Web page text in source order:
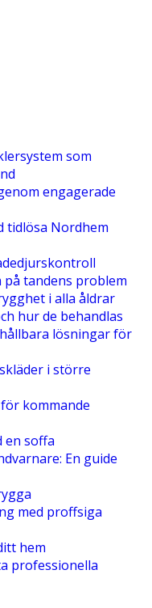
som
engagerade
tidlösa Nordhem
tandens problem
i alla åldrar
hur de behandlas
lösningar för
i större
kommande
en soffa
En guide
med proffsiga
hem
professionella